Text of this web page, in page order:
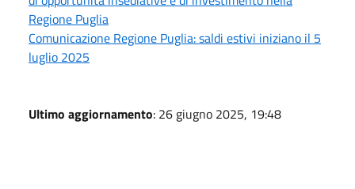
Regione Puglia
Comunicazione Regione Puglia: saldi estivi iniziano il 5
luglio 2025
Ultimo aggiornamento: 26 giugno 2025, 19:48